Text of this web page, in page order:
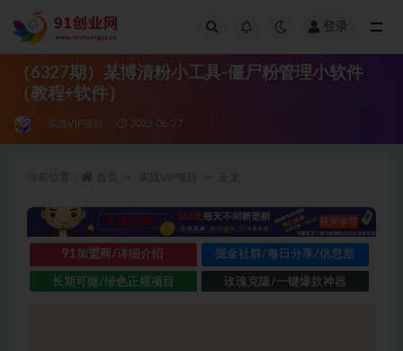
登录
（6327期）某博清粉小工具-僵尸粉管理小软件
（教程+软件）
实战VIP项目 2023-06-27
91加盟商/详细介绍 掘金社群/每日分享/信息差
长期可做/绿色正规项目 玫瑰克隆/一键爆款神器